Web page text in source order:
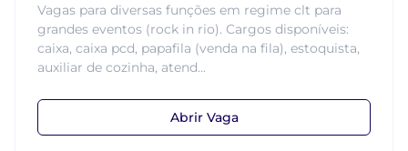
Vagas para diversas funções em regime clt para
grandes eventos (rock in rio). Cargos disponíveis:
caixa, caixa pcd, papafila (venda na fila), estoquista,
auxiliar de cozinha, atend...
Abrir Vaga